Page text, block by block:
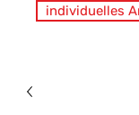
individuelles